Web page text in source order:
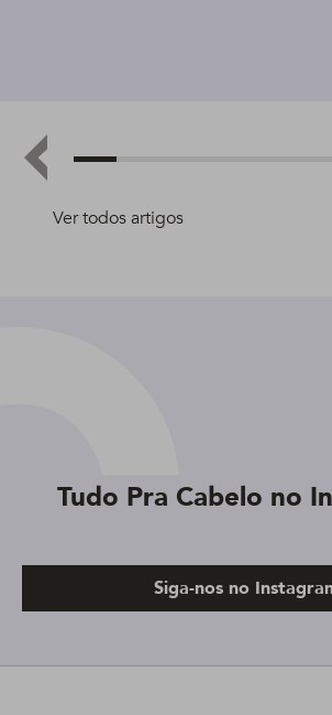
Ver todos artigos
Tudo Pra Cabelo no
Siga-nos no